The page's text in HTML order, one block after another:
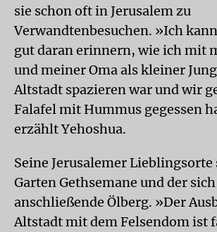
sie schon oft in Jerusalem zu
Verwandtenbesuchen. »Ich
gut daran erinnern, wie ich mit
und meiner Oma als kleiner
Altstadt spazieren war und wir
Falafel mit Hummus gegessen
erzählt Yehoshua.
Seine Jerusalemer Lieblingsorte
Garten Gethsemane und der sich
anschließende Ölberg. »Der
Altstadt mit dem Felsendom ist